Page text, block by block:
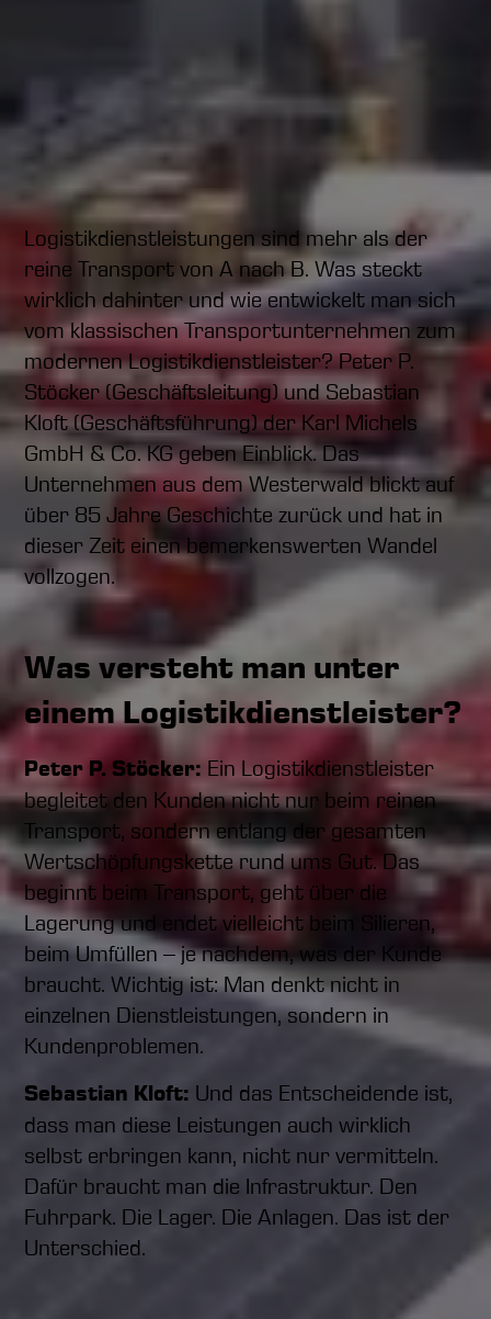
Logistikdienstleistungen sind mehr als der
reine Transport von A nach B. Was steckt
wirklich dahinter und wie entwickelt man sich
vom klassischen Transportunternehmen zum
modernen Logistikdienstleister? Peter P.
Stöcker (Geschäftsleitung) und Sebastian
Kloft (Geschäftsführung) der Karl Michels
GmbH & Co. KG geben Einblick. Das
Unternehmen aus dem Westerwald blickt auf
über 85 Jahre Geschichte zurück und hat in
dieser Zeit einen bemerkenswerten Wandel
vollzogen.
Was versteht man unter
einem Logistikdienstleister?
Peter P. Stöcker: Ein Logistikdienstleister
begleitet den Kunden nicht nur beim reinen
Transport, sondern entlang der gesamten
Wertschöpfungskette rund ums Gut. Das
beginnt beim Transport, geht über die
Lagerung und endet vielleicht beim Silieren,
beim Umfüllen – je nachdem, was der Kunde
braucht. Wichtig ist: Man denkt nicht in
einzelnen Dienstleistungen, sondern in
Kundenproblemen.
Sebastian Kloft: Und das Entscheidende ist,
dass man diese Leistungen auch wirklich
selbst erbringen kann, nicht nur vermitteln.
Dafür braucht man die Infrastruktur. Den
Fuhrpark. Die Lager. Die Anlagen. Das ist der
Unterschied.